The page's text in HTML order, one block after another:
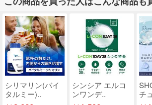
シリマリン(バイ
タルミー)..
シンシア エルコ
ンワンデ..
チ